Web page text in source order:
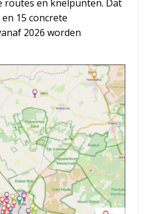
routes en knelpunten. Dat
15 concrete
2026 worden